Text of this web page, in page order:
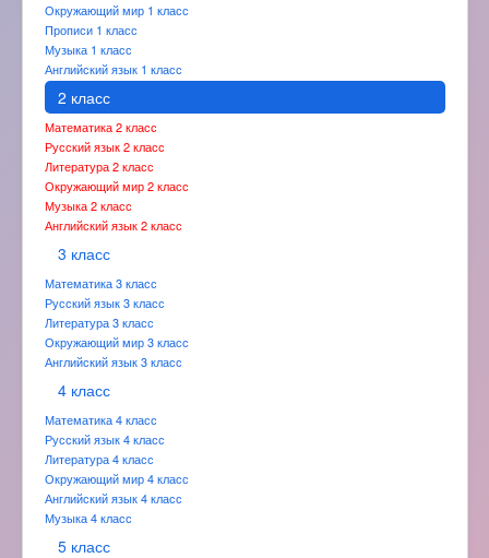
Окружающий мир 1 класс
Прописи 1 класс
Музыка 1 класс
Английский язык 1 класс
2 класс
Математика 2 класс
Русский язык 2 класс
Литература 2 класс
Окружающий мир 2 класс
Музыка 2 класс
Английский язык 2 класс
3 класс
Математика 3 класс
Русский язык 3 класс
Литература 3 класс
Окружающий мир 3 класс
Английский язык 3 класс
4 класс
Математика 4 класс
Русский язык 4 класс
Литература 4 класс
Окружающий мир 4 класс
Английский язык 4 класс
Музыка 4 класс
5 класс